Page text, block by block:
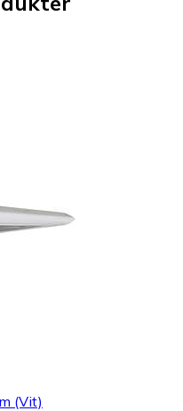
(Vit)